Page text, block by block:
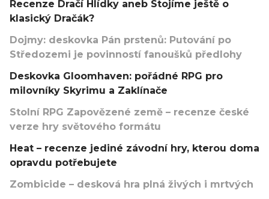
Recenze Dračí Hlídky aneb Stojíme ještě o
klasický Dračák?
Dojmy: deskovka Pán prstenů: Putování po
Středozemi je povinností fanoušků předlohy
Deskovka Gloomhaven: pořádné RPG pro
milovníky Skyrimu a Zaklínače
Stolní RPG Zapovězené země – recenze české
verze hry světového formátu
Heat – recenze jediné závodní hry, kterou doma
opravdu potřebujete
Zombicide – desková hra plná živých i mrtvých